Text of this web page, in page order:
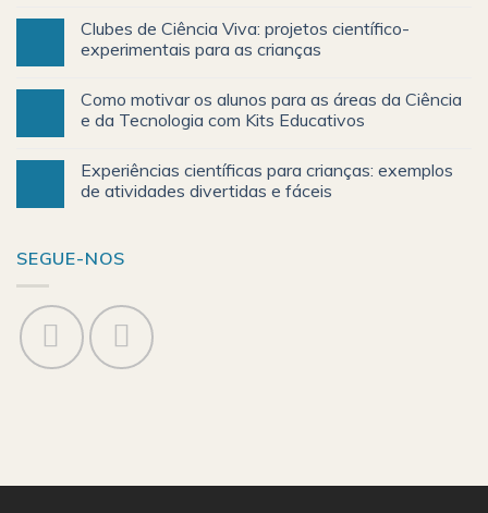
Clubes de Ciência Viva: projetos científico-
experimentais para as crianças
Como motivar os alunos para as áreas da Ciência
e da Tecnologia com Kits Educativos
Experiências científicas para crianças: exemplos
de atividades divertidas e fáceis
SEGUE-NOS